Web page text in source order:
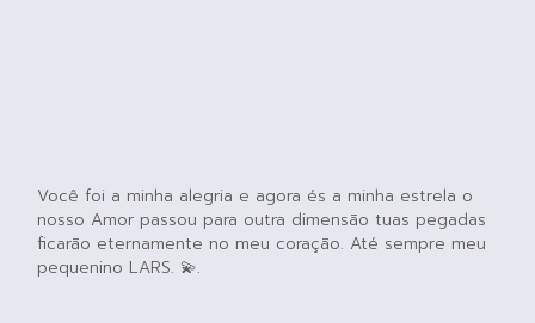
Você foi a minha alegria e agora és a minha estrela o
nosso Amor passou para outra dimensão tuas pegadas
ficarão eternamente no meu coração. Até sempre meu
pequenino LARS. 💫.